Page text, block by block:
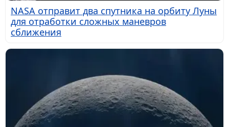
NASA отправит два спутника на орбиту Луны
для отработки сложных маневров
сближения